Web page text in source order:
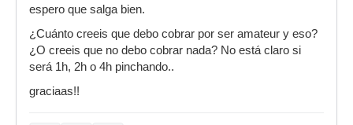
espero que salga bien.
¿Cuánto creeis que debo cobrar por ser amateur y eso?
¿O creeis que no debo cobrar nada? No está claro si
será 1h, 2h o 4h pinchando..
graciaas!!